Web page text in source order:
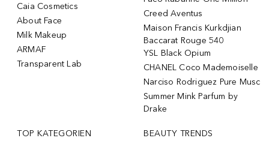
Caia Cosmetics
About Face
Milk Makeup
ARMAF
Transparent Lab
Creed Aventus
Maison Francis Kurkdjian
Baccarat Rouge 540
YSL Black Opium
CHANEL Coco Mademoiselle
Narciso Rodriguez Pure Musc
Summer Mink Parfum by
Drake
TOP KATEGORIEN BEAUTY TRENDS